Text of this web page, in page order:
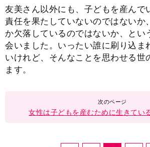
友美さん以外にも、子どもを産んで
責任を果たしていないのではないか
か欠落しているのではないか、とい
会いました。いったい誰に刷り込ま
いけれど、そんなことを思わせる世
ます。
女性は子どもを産むために生きてい